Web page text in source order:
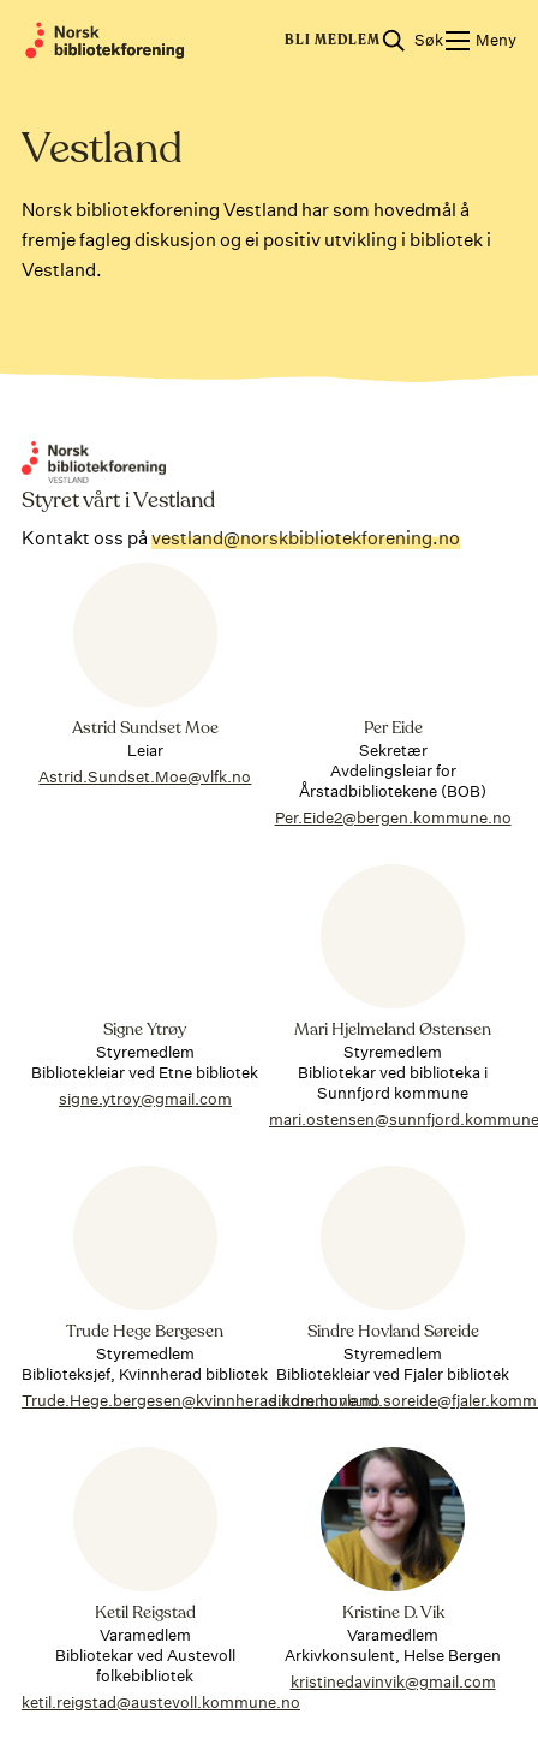
BLI MEDLEM Søk Meny
Vestland
Norsk bibliotekforening Vestland har som hovedmål å
fremje fagleg diskusjon og ei positiv utvikling i bibliotek i
Vestland.
Styret vårt i Vestland
Kontakt oss påvestland@norskbibliotekforening.no
Astrid Sundset Moe
Leiar
Astrid.Sundset.Moe@vlfk.no
Per Eide
Sekretær
Avdelingsleiar for
Årstadbibliotekene (BOB)
Per.Eide2@bergen.kommune.no
Signe Ytrøy
Styremedlem
Bibliotekleiar ved Etne bibliotek
signe.ytroy@gmail.com
Mari Hjelmeland Østensen
Styremedlem
Bibliotekar ved biblioteka i
Sunnfjord kommune
Trude Hege Bergesen
Styremedlem
Biblioteksjef, Kvinnherad bibliotek
Trude.Hege.bergesen@kvinnherad.kommune.no
Sindre Hovland Søreide
Styremedlem
Bibliotekleiar ved Fjaler bibliotek
Ketil Reigstad
Varamedlem
Bibliotekar ved Austevoll
folkebibliotek
ketil.reigstad@austevoll.kommune.no
Kristine D. Vik
Varamedlem
Arkivkonsulent, Helse Bergen
kristinedavinvik@gmail.com